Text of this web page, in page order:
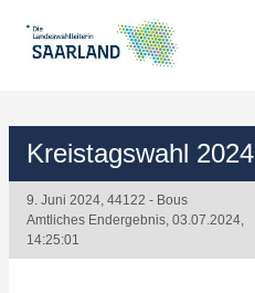
Kreistagswahl 2024
9. Juni 2024, 44122 - Bous
Amtliches Endergebnis, 03.07.2024,
14:25:01